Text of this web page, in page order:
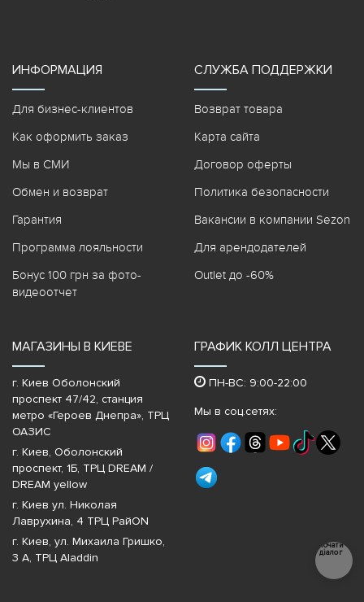
ИНФОРМАЦИЯ
Для бизнес-клиентов
Как оформить заказ
Мы в СМИ
Обмен и возврат
Гарантия
Программа лояльности
Бонус 100 грн за фото-
видеоотчет
СЛУЖБА ПОДДЕРЖКИ
Возврат товара
Карта сайта
Договор оферты
Политика безопасности
Вакансии в компании Sezon
Для арендодателей
Outlet до -60%
МАГАЗИНЫ В КИЕВЕ
г. Киев Оболонский
проспект 47/42, станция
метро «Героев Днепра»‎, ТРЦ
ОАЗИС
г. Киев, Оболонский
проспект, 1Б, ТРЦ DREAM /
DREAM yellow
г. Киев ул. Николая
Лаврухина, 4 ТРЦ РайON
г. Киев, ул. Михаила Гришко,
3 А, ТРЦ Aladdin
ГРАФИК КОЛЛ ЦЕНТРА
ПН-ВС: 9:00-22:00
Мы в соц.сетях:
Почати
діалог